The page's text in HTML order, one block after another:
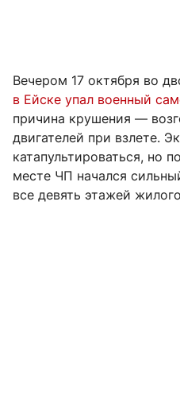
Вечером 17 октября во
в Ейске упал военный
причина крушения —
двигателей при взлете.
катапультироваться, но
месте ЧП начался
все девять этажей